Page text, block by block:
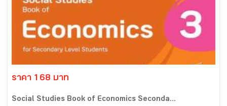
ราคา 168 บาท
Social Studies Book of Economics Seconda...